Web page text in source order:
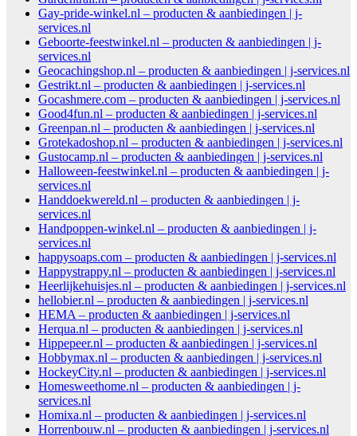
Gay-pride-winkel.nl – producten & aanbiedingen | j-
services.nl
Geboorte-feestwinkel.nl – producten & aanbiedingen | j-
services.nl
Geocachingshop.nl – producten & aanbiedingen | j-services.nl
Gestrikt.nl – producten & aanbiedingen | j-services.nl
Gocashmere.com – producten & aanbiedingen | j-services.nl
Good4fun.nl – producten & aanbiedingen | j-services.nl
Greenpan.nl – producten & aanbiedingen | j-services.nl
Grotekadoshop.nl – producten & aanbiedingen | j-services.nl
Gustocamp.nl – producten & aanbiedingen | j-services.nl
Halloween-feestwinkel.nl – producten & aanbiedingen | j-
services.nl
Handdoekwereld.nl – producten & aanbiedingen | j-
services.nl
Handpoppen-winkel.nl – producten & aanbiedingen | j-
services.nl
happysoaps.com – producten & aanbiedingen | j-services.nl
Happystrappy.nl – producten & aanbiedingen | j-services.nl
Heerlijkehuisjes.nl – producten & aanbiedingen | j-services.nl
hellobier.nl – producten & aanbiedingen | j-services.nl
HEMA – producten & aanbiedingen | j-services.nl
Herqua.nl – producten & aanbiedingen | j-services.nl
Hippepeer.nl – producten & aanbiedingen | j-services.nl
Hobbymax.nl – producten & aanbiedingen | j-services.nl
HockeyCity.nl – producten & aanbiedingen | j-services.nl
Homesweethome.nl – producten & aanbiedingen | j-
services.nl
Homixa.nl – producten & aanbiedingen | j-services.nl
Horrenbouw.nl – producten & aanbiedingen | j-services.nl